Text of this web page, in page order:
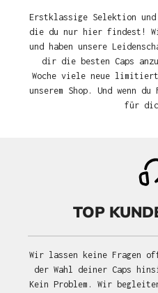
Erstklassige Selektion
die du nur hier findest!
und haben unsere
dir die besten Caps
Woche viele neue
unserem Shop. Und wenn
für
TOP
Wir lassen keine Fragen
der Wahl deiner Caps
Kein Problem. Wir